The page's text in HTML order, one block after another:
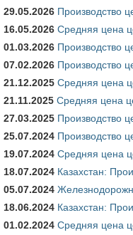
29.05.2026 Производство
16.05.2026 Средняя цена
01.03.2026 Производство
07.02.2026 Производство
21.12.2025 Средняя цена
21.11.2025 Средняя цена
27.03.2025 Производство
25.07.2024 Производство
19.07.2024 Средняя цена
18.07.2024 Казахстан:
05.07.2024
18.06.2024 Казахстан:
01.02.2024 Средняя цена